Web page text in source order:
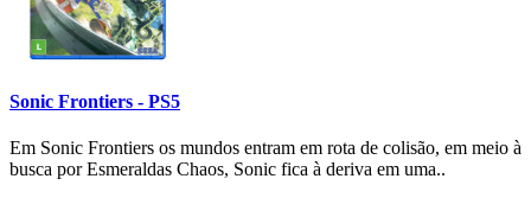
Sonic Frontiers - PS5
Em Sonic Frontiers os mundos entram em rota de colisão, em meio à
busca por Esmeraldas Chaos, Sonic fica à deriva em uma..